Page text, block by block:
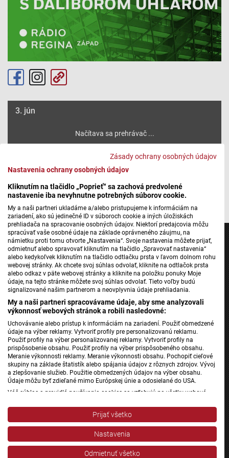
Zásady ochrany osobných údajov
Nastavenia ochrany osobných údajov
Kliknutím na tlačidlo „Poprieť“ sa zachová predvolené
nastavenie iba nevyhnutne potrebných súborov cookie.
My a naši partneri ukladáme a/alebo pristupujeme k informáciám na
zariadení, ako sú jedinečné ID v súboroch cookie a iných úložiskách
prehliadača na spracovanie osobných údajov. Niektorí predajcovia môžu
spracúvať vaše osobné údaje na základe oprávneného záujmu, na
námietku proti tomu otvorte „Nastavenia“. Svoje nastavenia môžete prijať,
odmietnuť alebo spravovať kliknutím na tlačidlo „Spravovať nastavenia“
alebo kedykoľvek kliknutím na tlačidlo odtlačku prsta v ľavom dolnom rohu
webovej stránky. Ak chcete svoj súhlas odvolať, kliknite na odtlačok prsta
alebo odkaz v päte webovej stránky a kliknite na položku ponuky Moje
údaje, na tejto stránke môžete svoj súhlas odvolať. Tieto voľby budú
signalizované našim partnerom a neovplyvnia údaje prehliadania.
My a naši partneri spracovávame údaje, aby sme analyzovali
výkonnosť webových stránok a robili nasledovné:
Uchovávanie alebo prístup k informáciám na zariadení. Použiť obmedzené
údaje na výber reklamy. Vytvoriť profily pre personalizovanú reklamu.
Použiť profily na výber personalizovanej reklamy. Vytvoriť profily na
prispôsobenie obsahu. Použiť profily na výber prispôsobeného obsahu.
Meranie výkonnosti reklamy. Meranie výkonnosti obsahu. Pochopiť cieľové
skupiny na základe štatistík alebo spájania údajov z rôznych zdrojov. Vývoj
a zlepšovanie služieb. Použitie obmedzených údajov na výber obsahu.
Údaje môžu byť zdieľané mimo Európskej únie a odosielané do USA.
Váš súhlas a pravidlá používania cookies sa vzťahujú na všetky webové
Stred, Rádio Regina Západ, Rádio Patria, Rádio Devín, RTVS, Hudobné
pozdravy, Rádio Slovensko, RSI Francais, RSI English, RSI Slovensky, Rádio
Junior, RSI, Rádio Regina Východ, Rádio_FM, RSI Espanol, NEV.
Zobraziť zoznam partnerov (1 predajcovia IAB)
Vaše údaje používame na nasledujúce účely:
Prijať všetko
Nastavenia
Odmietnuť všetko
3. jún
Nahláste nám chybu v prehrávači.
Autor: Dalibor Uhlár
Jednotka
Dvojka
24
Šport
Správy STVR
Podcasty
Mobilné aplikácie
Rádio Slovensko
Rádio_FM
Patria